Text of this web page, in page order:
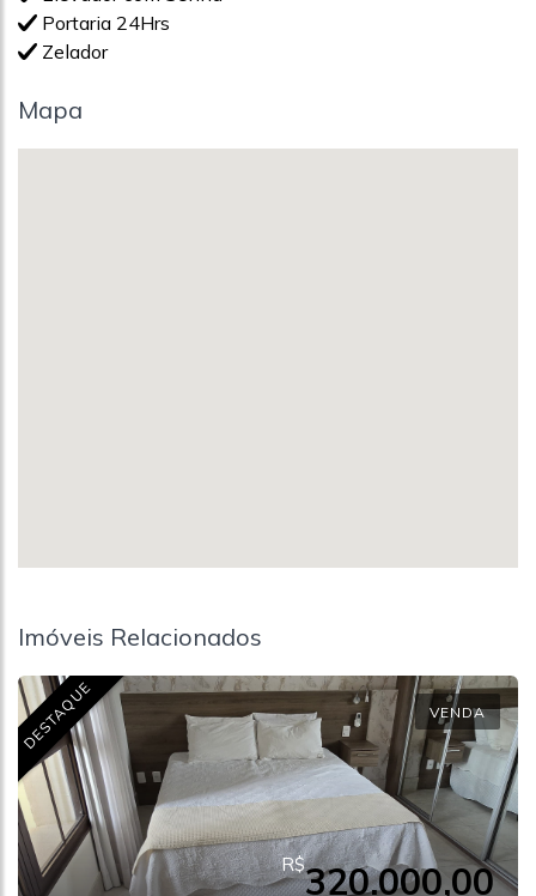
Portaria 24Hrs
Zelador
Mapa
Imóveis Relacionados
DESTAQUE VENDA
R$320.000,00